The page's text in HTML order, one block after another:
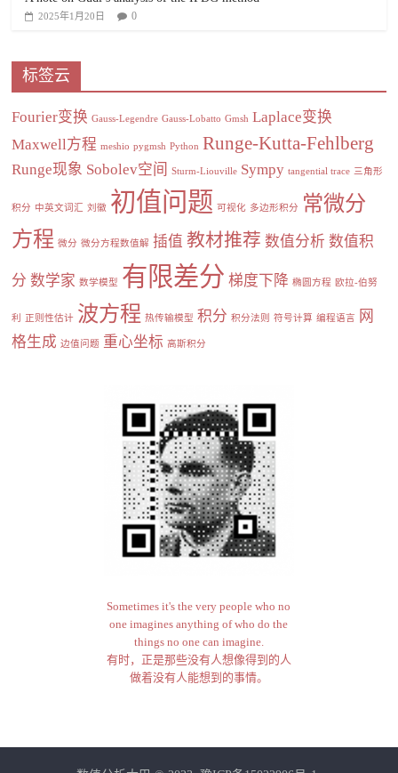
2025年1月20日 0
标签云
Fourier变换 Gauss-Legendre Gauss-Lobatto Gmsh Laplace变换
Maxwell方程 meshio pygmsh Python Runge-Kutta-Fehlberg
Runge现象 Sobolev空间 Sturm-Liouville Sympy tangential trace 三角形
积分 中英文词汇 刘徽 初值问题 可视化 多边形积分
常微分
方程 微分 微分方程数值解 插值 教材推荐 数值分析 数值积
分 数学家 数学模型 有限差分 梯度下降 椭圆方程 欧拉-伯努
利 正则性估计 波方程 热传输模型 积分 积分法则 符号计算 编程语言
网
格生成 边值问题 重心坐标 高斯积分
Sometimes it's the very people who no
one imagines anything of who do the
things no one can imagine.
有时，正是那些没有人想像得到的人
做着没有人能想到的事情。